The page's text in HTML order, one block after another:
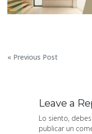
Navegación
entradas
« Previous Post
Leave a
Lo siento,
publicar un